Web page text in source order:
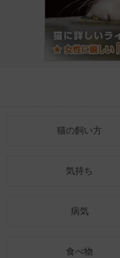
猫の飼い方
気持ち
病気
食べ物